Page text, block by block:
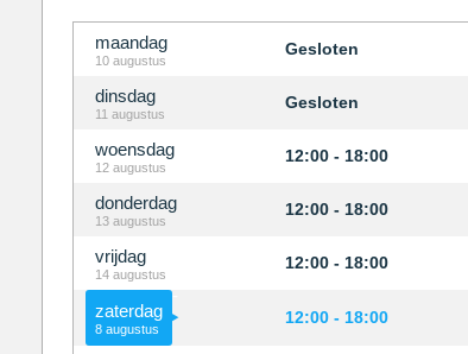
maandag
10 augustus
Gesloten
dinsdag
11 augustus
Gesloten
woensdag
12 augustus
12:00 - 18:00
donderdag
13 augustus
12:00 - 18:00
vrijdag
14 augustus
12:00 - 18:00
zaterdag
8 augustus
12:00 - 18:00